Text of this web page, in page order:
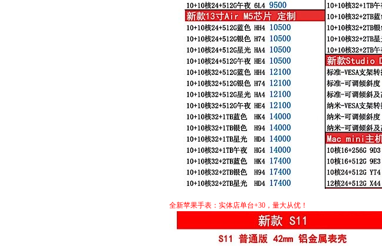
全新苹果手表：实体店单台+30，量大从优！